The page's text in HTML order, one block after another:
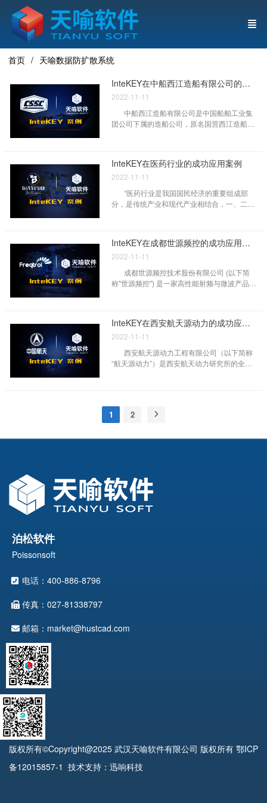
首页
天喻数据防扩散系统
InteKEY在中船西江造船有限公司的成功应用案例
2022-11-11
中船西江造船有限公司是中国船舶工业集
团公司下属的造船公司，原名国营西江造船
亿元，有配套齐全的各式生产设备1400多台
套，具有整套先进的造船检验和焊接检验设
备。建厂四十年来，公司共建造了各类船舶
700多艘，30余艘船舶出口七个国家，产品质
量及售后服务得到用户好评。
InteKEY在医药行业的成功应用案例
2022-11-11
“医药行业是我国国民经济的重要组成部
分，是传统产业和现代产业相结合，一、二、
医疗器械、卫生材料、医药机械、药用包装材
料及医药商业。”
InteKEY在成都世源频控的成功应用案例
2022-11-11
成都世源频控技术股份有限公司 (以下简
称"世源频控") 是一家高性能射频与微波产品的
目前公司主要产品技术指标及性能处于世界领
先水平。
InteKEY在西安航天源动力的成功应用案例
2022-11-11
西安航天源动力工程有限公司（以下简称
“航天源动力”）是西安航天动力研究所的全资
键设备国际供应商。
1 2
泊松软件
Poissonsoft
电话：400-886-8796
传真：027-81338797
邮箱：market@hustcad.com
版权所有©Copyright@2025 武汉天喻软件有限公司 版权所有 鄂ICP
备12015857-1 技术支持：迅响科技